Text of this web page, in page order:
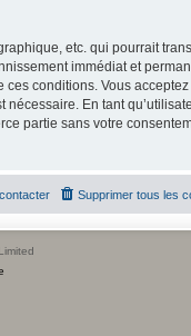
etc. qui pourrait
immédiat et
conditions. Vous
En tant
partie sans votre
Supprimer tous les